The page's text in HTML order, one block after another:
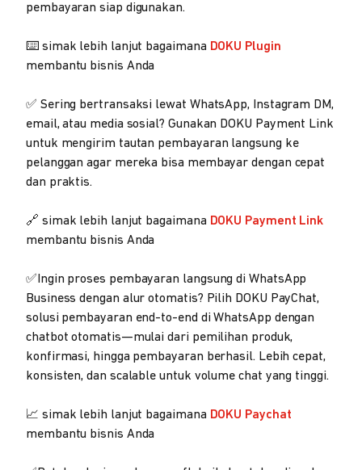
pembayaran siap digunakan.
⌨️ simak lebih lanjut bagaimana DOKU Plugin
membantu bisnis Anda
✅ Sering bertransaksi lewat WhatsApp, Instagram DM,
email, atau media sosial? Gunakan DOKU Payment Link
untuk mengirim tautan pembayaran langsung ke
pelanggan agar mereka bisa membayar dengan cepat
dan praktis.
🔗 simak lebih lanjut bagaimana DOKU Payment Link
membantu bisnis Anda
✅Ingin proses pembayaran langsung di WhatsApp
Business dengan alur otomatis? Pilih DOKU PayChat,
solusi pembayaran end-to-end di WhatsApp dengan
chatbot otomatis—mulai dari pemilihan produk,
konfirmasi, hingga pembayaran berhasil. Lebih cepat,
konsisten, dan scalable untuk volume chat yang tinggi.
📈 simak lebih lanjut bagaimana DOKU Paychat
membantu bisnis Anda